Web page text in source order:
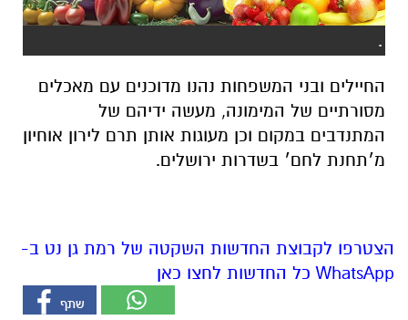
.
החיילים ובני המשפחות נהנו מדוכנים עם מאכלים
מסורתיים של המימונה, מעשה ידיהם של
המתנדבים במקום וכן מעוגות אותן תרם לירון אוחיון
מ׳תחנת לחם׳ בשדרות ירושלים.
הצטרפו לקבוצת החדשות השקטה של רמת גן נט ב-
WhatsApp כל החדשות לחצו כאן